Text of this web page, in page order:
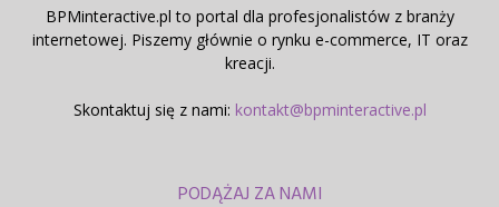
BPMinteractive.pl to portal dla profesjonalistów z branży
internetowej. Piszemy głównie o rynku e-commerce, IT oraz
kreacji.
Skontaktuj się z nami: kontakt@bpminteractive.pl
PODĄŻAJ ZA NAMI